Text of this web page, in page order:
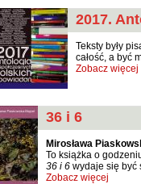
2017.
Teksty były
całość, a być
Zobacz więcej
36 i 6
Mirosława
To książka o
36 i 6 wydaje się być
Zobacz więcej